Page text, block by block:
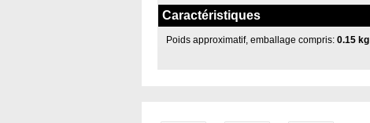
Caractéristiques
Poids approximatif, emballage compris:0.15 kg